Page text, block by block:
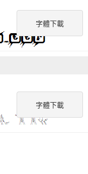
字體下載
字體下載